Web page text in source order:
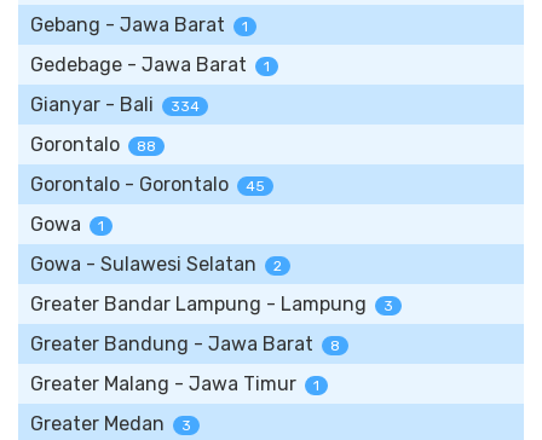
Gebang - Jawa Barat 1
Gedebage - Jawa Barat 1
Gianyar - Bali 334
Gorontalo 88
Gorontalo - Gorontalo 45
Gowa 1
Gowa - Sulawesi Selatan 2
Greater Bandar Lampung - Lampung 3
Greater Bandung - Jawa Barat 8
Greater Malang - Jawa Timur 1
Greater Medan 3